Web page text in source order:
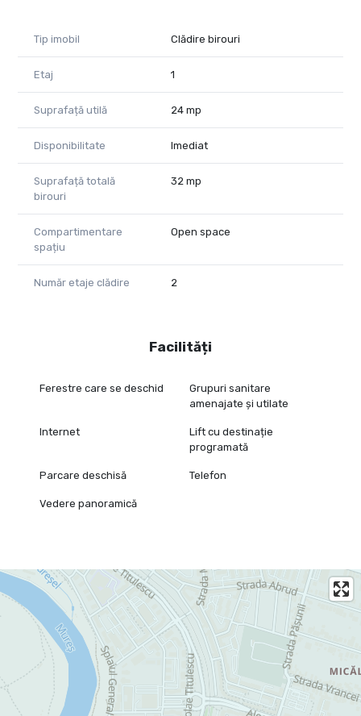
Tip imobil Clădire birouri
Etaj 1
Suprafață utilă 24 mp
Disponibilitate Imediat
Suprafață totală
birouri
32 mp
Compartimentare
spațiu
Open space
Număr etaje clădire 2
Facilități
Ferestre care se deschid
Grupuri sanitare
amenajate și utilate
Internet
Lift cu destinație
programată
Parcare deschisă Telefon
Vedere panoramică